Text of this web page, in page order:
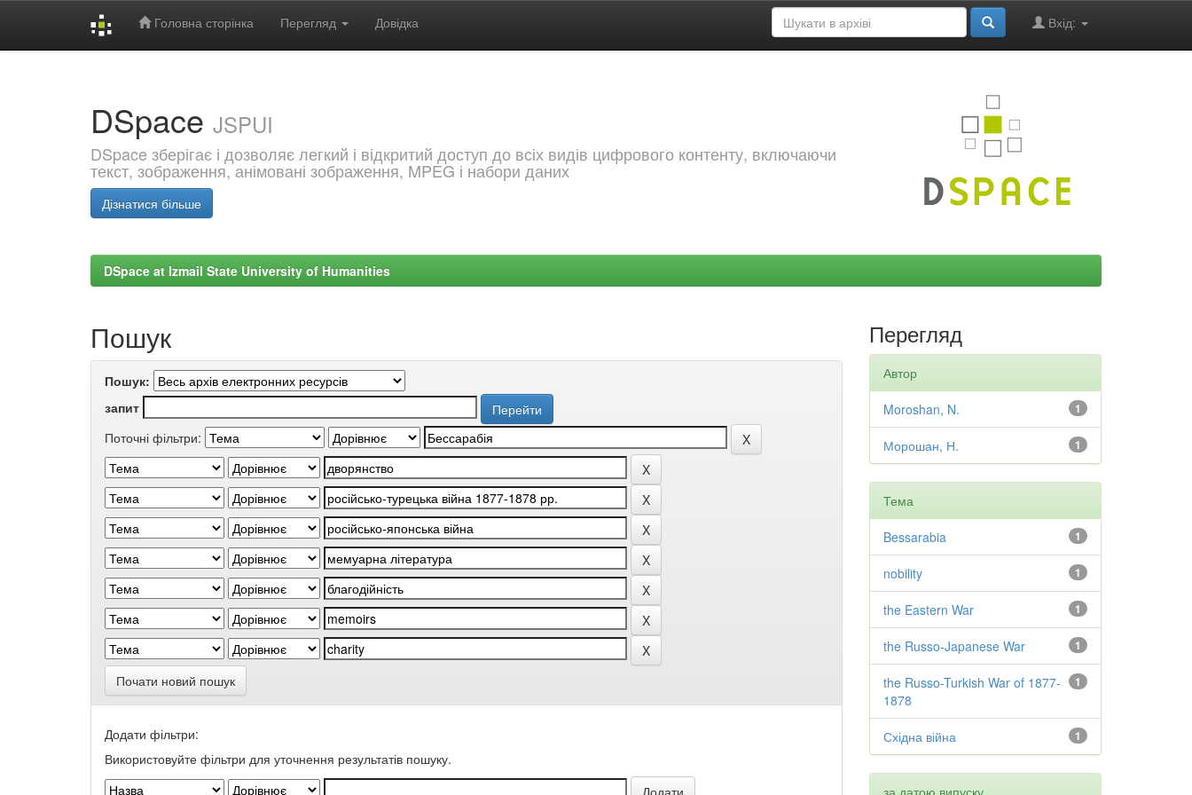
Головна сторінка Перегляд Довідка Вхід:
DSpace JSPUI
DSpace зберігає і дозволяє легкий і відкритий доступ до всіх видів цифрового контенту, включаючи
текст, зображення, анімовані зображення, MPEG і набори даних
Дізнатися більше
DSpace at Izmail State University of Humanities
Пошук
Пошук:
запит
Поточні фільтри:
Почати новий пошук
Додати фільтри:
Використовуйте фільтри для уточнення результатів пошуку.
Перегляд
Автор
1
Moroshan, N.
1
Морошан, Н.
Тема
1
Bessarabia
1
nobility
1
the Eastern War
1
the Russo-Japanese War
1
the Russo-Turkish War of 1877-
1878
1
Східна війна
за датою випуску